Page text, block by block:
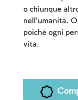
o chiunque
nell’umanità.
poiché ogni
vita.